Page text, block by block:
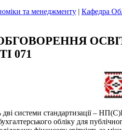
та менеджменту | Кафедра
071
дві системи стандартизації
обліку для